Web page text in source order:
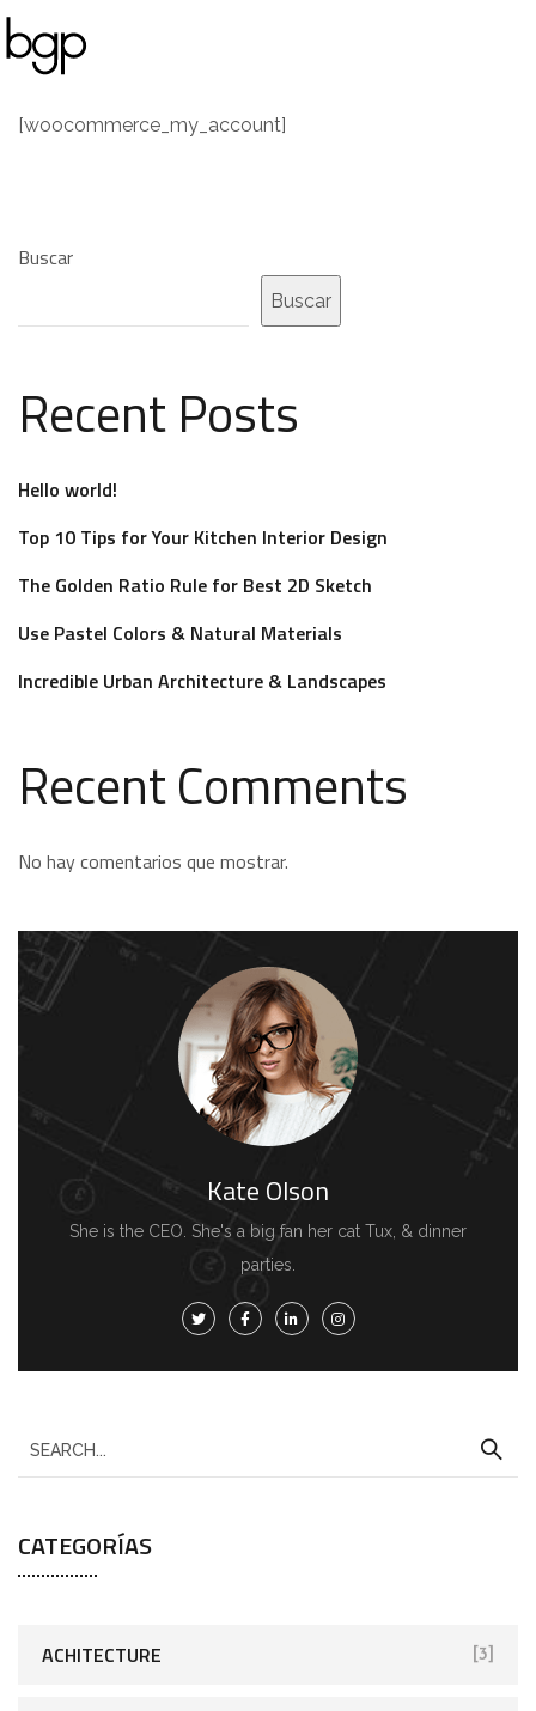
[woocommerce_my_account]
Buscar
Buscar
Recent Posts
Hello world!
Top 10 Tips for Your Kitchen Interior Design
The Golden Ratio Rule for Best 2D Sketch
Use Pastel Colors & Natural Materials
Incredible Urban Architecture & Landscapes
Recent Comments
No hay comentarios que mostrar.
Kate Olson
She is the CEO. She's a big fan her cat Tux, & dinner
parties.
CATEGORÍAS
ACHITECTURE [3]